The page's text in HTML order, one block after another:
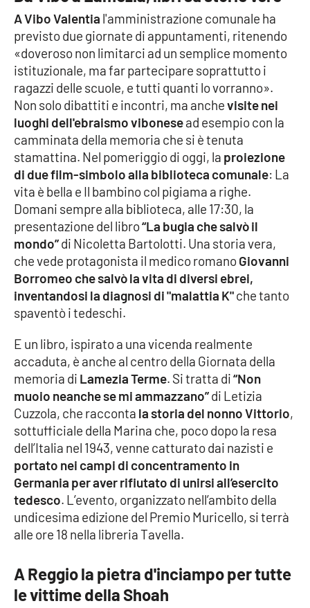
Lacplay.it
Lactv.it
Laconair.it
Lacitymag.it
Lacapitalenews.it
Ilreggino.it
Cosenzachannel.it
Ilvibonese.it
Catanzarochannel.it
APP
Android
Apple
A Vibo Valentia l'amministrazione comunale ha
previsto due giornate di appuntamenti, ritenendo
«doveroso non limitarci ad un semplice momento
istituzionale, ma far partecipare soprattutto i
ragazzi delle scuole, e tutti quanti lo vorranno».
Non solo dibattiti e incontri, ma anchevisite nei
luoghi dell'ebraismo vibonesead esempio con la
camminata della memoria che si è tenuta
stamattina. Nel pomeriggio di oggi, la proiezione
di due film-simbolo alla biblioteca comunale: La
vita è bella e Il bambino col pigiama a righe.
Domani sempre alla biblioteca, alle 17:30, la
presentazione del libro“La bugia che salvò il
mondo”di Nicoletta Bartolotti. Una storia vera,
che vede protagonista il medico romanoGiovanni
Borromeo che salvò la vita di diversi ebrei,
inventandosi la diagnosi di "malattia K"che tanto
spaventò i tedeschi.
E un libro, ispirato a una vicenda realmente
accaduta, è anche al centro della Giornata della
memoria di Lamezia Terme. Si tratta di“Non
muoio neanche se mi ammazzano”di Letizia
Cuzzola, che racconta la storia del nonno Vittorio,
sottufficiale della Marina che, poco dopo la resa
dell’Italia nel 1943, venne catturato dai nazisti e
portato nei campi di concentramento in
Germania per aver rifiutato di unirsi all’esercito
tedesco. L’evento, organizzato nell’ambito della
undicesima edizione del Premio Muricello, si terrà
alle ore 18 nella libreria Tavella.
A Reggio la pietra d'inciampo per tutte
le vittime della Shoah